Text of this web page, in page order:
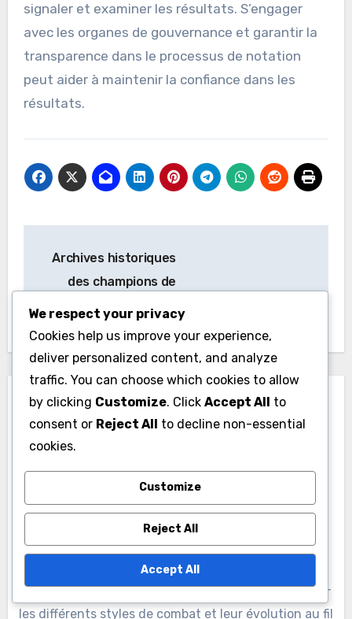
signaler et examiner les résultats. S’engager
avec les organes de gouvernance et garantir la
transparence dans le processus de notation
peut aider à maintenir la confiance dans les
résultats.
navigation
Archives historiques
des champions de
ByJenna Brooks
Jenna Brooks est une analyste de boxe passionnée
avec plus d'une décennie d'expérience dans l'étude
des dossiers de combattants et des historiques de
matchs. Elle combine son amour pour le sport avec
un sens aigu du détail, fournissant des analyses sur
les différents styles de combat et leur évolution au fil
We respect your privacy
Cookies help us improve your experience,
deliver personalized content, and analyze
traffic. You can choose which cookies to allow
by clicking Customize. Click Accept All to
consent or Reject All to decline non-essential
cookies.
Customize
Reject All
Accept All